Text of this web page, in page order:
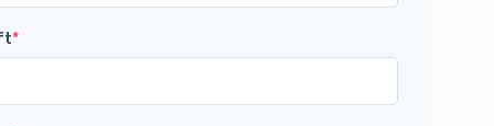
*